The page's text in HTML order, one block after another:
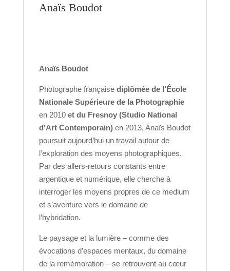
Anaïs Boudot
Anaïs Boudot
Photographe française diplômée de l’École
Nationale Supérieure de la Photographie
en 2010 et du Fresnoy (Studio National
d’Art Contemporain)en 2013, Anaïs Boudot
poursuit aujourd’hui un travail autour de
l’exploration des moyens photographiques.
Par des allers-retours constants entre
argentique et numérique, elle cherche à
interroger les moyens propres de ce medium
et s’aventure vers le domaine de
l’hybridation.
Le paysage et la lumière – comme des
évocations d’espaces mentaux, du domaine
de la remémoration – se retrouvent au cœur